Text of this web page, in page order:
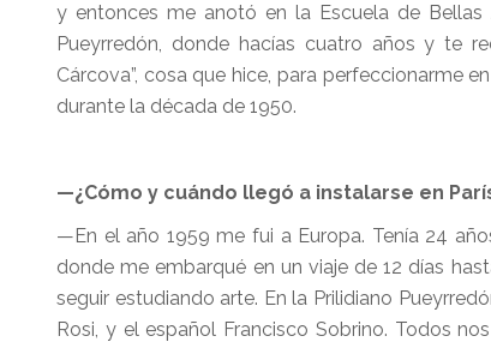
y entonces me anotó en la Escuela de Bellas
Pueyrredón, donde hacías cuatro años y te
Cárcova”, cosa que hice, para perfeccionarme
durante la década de 1950.
—¿Cómo y cuándo llegó a instalarse en
—En el año 1959 me fui a Europa. Tenía 24
donde me embarqué en un viaje de 12 días
seguir estudiando arte. En la Prilidiano
Rosi, y el español Francisco Sobrino. Todos